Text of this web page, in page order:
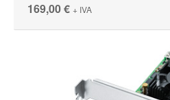
169,00 € + IVA